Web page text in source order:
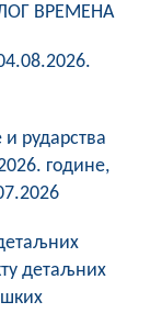
ВРЕМЕНА
рударства
године,
детаљних